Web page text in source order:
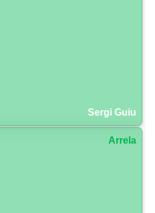
Sergi Guiu
Arrela